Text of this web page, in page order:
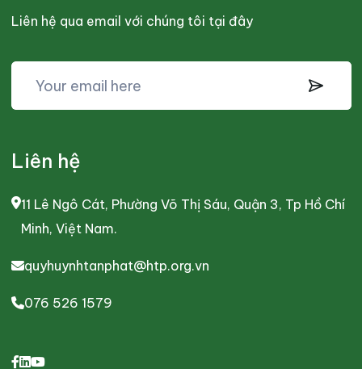
Liên hệ qua email với chúng tôi tại đây
Liên hệ
11 Lê Ngô Cát, Phường Võ Thị Sáu, Quận 3, Tp Hồ Chí
Minh, Việt Nam.
quyhuynhtanphat@htp.org.vn
076 526 1579